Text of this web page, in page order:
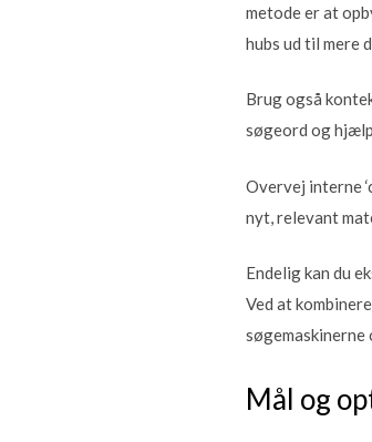
metode er at
hubs ud til mere
Brug også
søgeord og
Overvej interne
nyt, relevant
Endelig kan du
Ved at
søgemaskinerne
Mål og